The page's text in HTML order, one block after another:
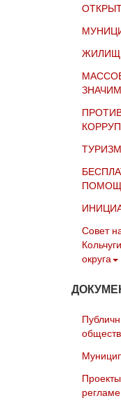
ТУРИЗМ
Совет
округа